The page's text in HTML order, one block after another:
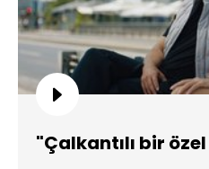
"Çalkantılı bir